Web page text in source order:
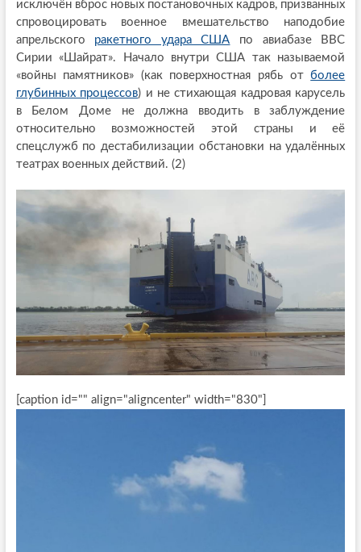
исключён вброс новых постановочных кадров, призванных
спровоцировать военное вмешательство наподобие
апрельского ракетного удара США по авиабазе ВВС
Сирии «Шайрат». Начало внутри США так называемой
«войны памятников» (как поверхностная рябь отболее
глубинных процессов) и не стихающая кадровая карусель
в Белом Доме не должна вводить в заблуждение
относительно возможностей этой страны и её
спецслужб по дестабилизации обстановки на удалённых
театрах военных действий. (2)
[caption id="" align="aligncenter" width="830"]